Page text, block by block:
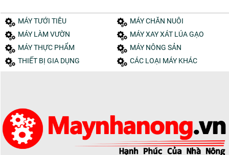
MÁY TƯỚI TIÊU
MÁY CHĂN NUÔI
MÁY LÀM VƯỜN
MÁY XAY XÁT LÚA GẠO
MÁY THỰC PHẨM
MÁY NÔNG SẢN
THIẾT BỊ GIA DỤNG
CÁC LOẠI MÁY KHÁC